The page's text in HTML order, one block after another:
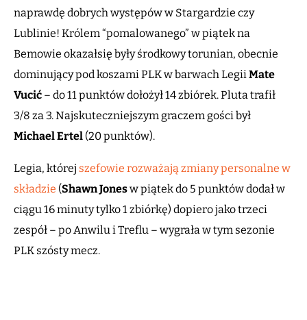
naprawdę dobrych występów w Stargardzie czy
Lublinie! Królem “pomalowanego” w piątek na
Bemowie okazałsię były środkowy torunian, obecnie
dominujący pod koszami PLK w barwach LegiiMate
Vucić – do 11 punktów dołożył 14 zbiórek. Pluta trafił
3/8 za 3. Najskuteczniejszym graczem gości był
Michael Ertel (20 punktów).
Legia, której szefowie rozważają zmiany personalne w
składzie (Shawn Jonesw piątek do 5 punktów dodał w
ciągu 16 minuty tylko 1 zbiórkę) dopiero jako trzeci
zespół – po Anwilu i Treflu – wygrała w tym sezonie
PLK szósty mecz.